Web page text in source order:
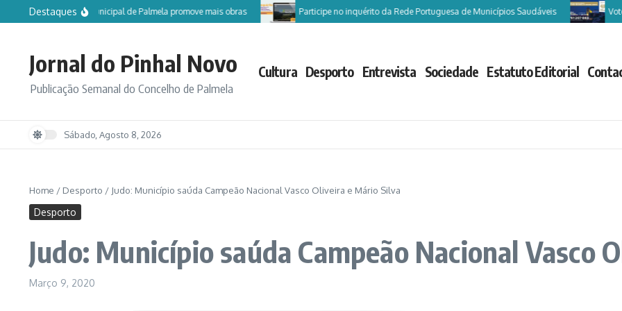
Ir para o conteúdo
Destaques
Câmara Municipal de Palmela promove mais obras Participe no inquérito da Rede Portuguesa de Municípios Saudáveis Vote
Jornal do Pinhal Novo
Publicação Semanal do Concelho de Palmela
Cultura Desporto Entrevista Sociedade Estatuto Editorial
Sábado, Agosto 8, 2026
Home / Desporto / Judo: Município saúda Campeão Nacional Vasco Oliveira e Mário Silva
Desporto
Judo: Município saúda Campeão Nacional Vasco
Março 9, 2020